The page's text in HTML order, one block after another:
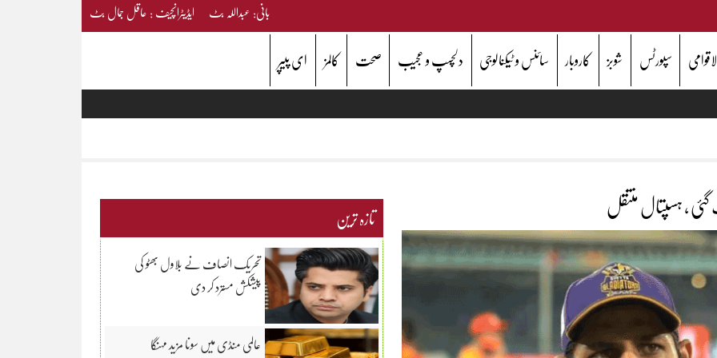
بانی: عبداللہ بٹ ایڈیٹرانچیف : عاقل جمال بٹ
سپورٹس شوبز کاروبار سائنس و ٹیکنالوجی دلچسپ و عجیب صحت کالمز ای پیپر
، ہسپتال منتقل تازہ ترین
تحریک انصاف نے بلاول بھٹو کی
پیشکش مسترد کر دی
عالمی منڈی میں سونا مزید مہنگا